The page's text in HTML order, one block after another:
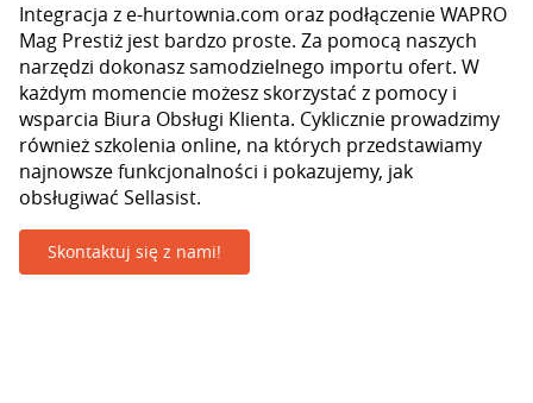
Integracja z e-hurtownia.com oraz podłączenie WAPRO
Mag Prestiż jest bardzo proste. Za pomocą naszych
narzędzi dokonasz samodzielnego importu ofert. W
każdym momencie możesz skorzystać z pomocy i
wsparcia Biura Obsługi Klienta. Cyklicznie prowadzimy
również szkolenia online, na których przedstawiamy
najnowsze funkcjonalności i pokazujemy, jak
obsługiwać Sellasist.
Skontaktuj się z nami!